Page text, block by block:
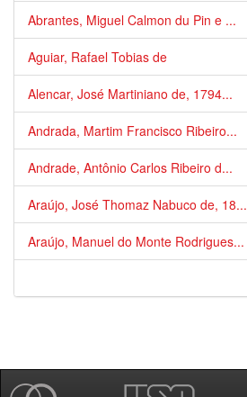
Abrantes, Miguel Calmon du Pin e ...
Aguiar, Rafael Tobias de
Alencar, José Martiniano de, 1794...
Andrada, Martim Francisco Ribeiro...
Andrade, Antônio Carlos Ribeiro d...
Araújo, José Thomaz Nabuco de, 18...
Araújo, Manuel do Monte Rodrigues...